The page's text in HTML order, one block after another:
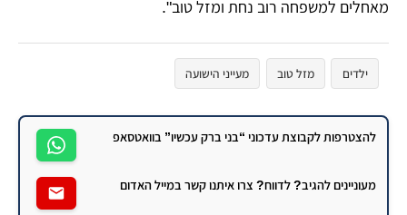
מאחלים למשפחה רוב נחת ומזל טוב".
ילדים מזל טוב מעייני הישועה
להצטרפות לקבוצת עדכוני “בני ברק עכשיו” בוואטסאפ
מעוניינים להגיב? לדווח? צרו איתנו קשר במייל האדום